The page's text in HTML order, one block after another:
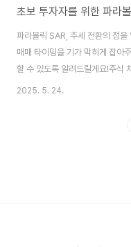
파라볼릭 SAR, 추세 전환의 점
매매 타이밍을 기가 막히게 잡아
할 수 있도록 알려드릴게요!주식
콕콕 찍혀있는 지표를 보신 적 있
주는 파라볼릭 SAR (Parabolic
2025. 5. 24.